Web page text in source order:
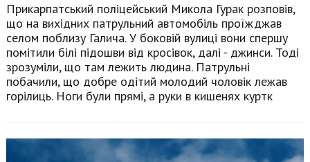
Прикарпатський поліцейський Микола Гурак розповів,
що на вихідних патрульний автомобіль проїжджав
селом поблизу Галича. У боковій вулиці вони спершу
помітили білі підошви від кросівок, далі - джинси. Тоді
зрозуміли, що там лежить людина. Патрульні
побачили, що добре одітий молодий чоловік лежав
горілиць. Ноги були прямі, а руки в кишенях куртк